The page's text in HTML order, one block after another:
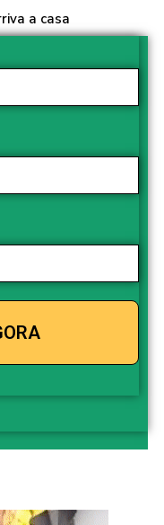
a casa